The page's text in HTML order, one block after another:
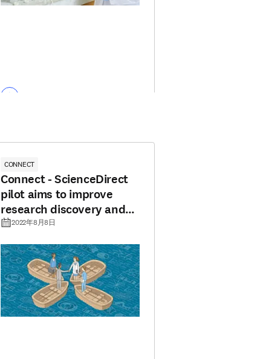
CONNECT
Connect - ScienceDirect
pilot aims to improve
research discovery and
access
2022年8月8日